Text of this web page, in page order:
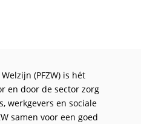
(PFZW) is hét
en door de sector zorg
werkgevers en sociale
samen voor een goed